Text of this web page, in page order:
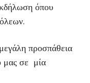
όπου
προσπάθεια
μας σε μία